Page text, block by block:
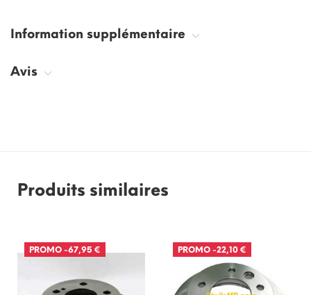
Information supplémentaire
Avis
Produits similaires
PROMO -67,95 € PROMO -22,10 €